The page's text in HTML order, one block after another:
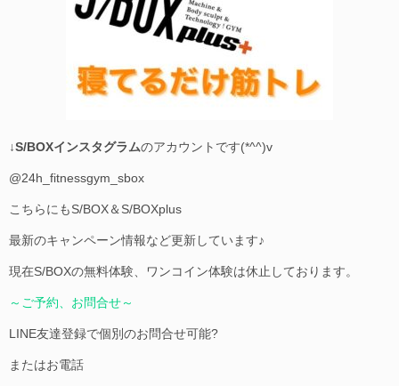
↓S/BOXインスタグラムのアカウントです(*^^)v
@24h_fitnessgym_sbox
こちらにもS/BOX＆S/BOXplus
最新のキャンペーン情報など更新しています♪
現在S/BOXの無料体験、ワンコイン体験は休止しております。
～ご予約、お問合せ～
LINE友達登録で個別のお問合せ可能?
またはお電話